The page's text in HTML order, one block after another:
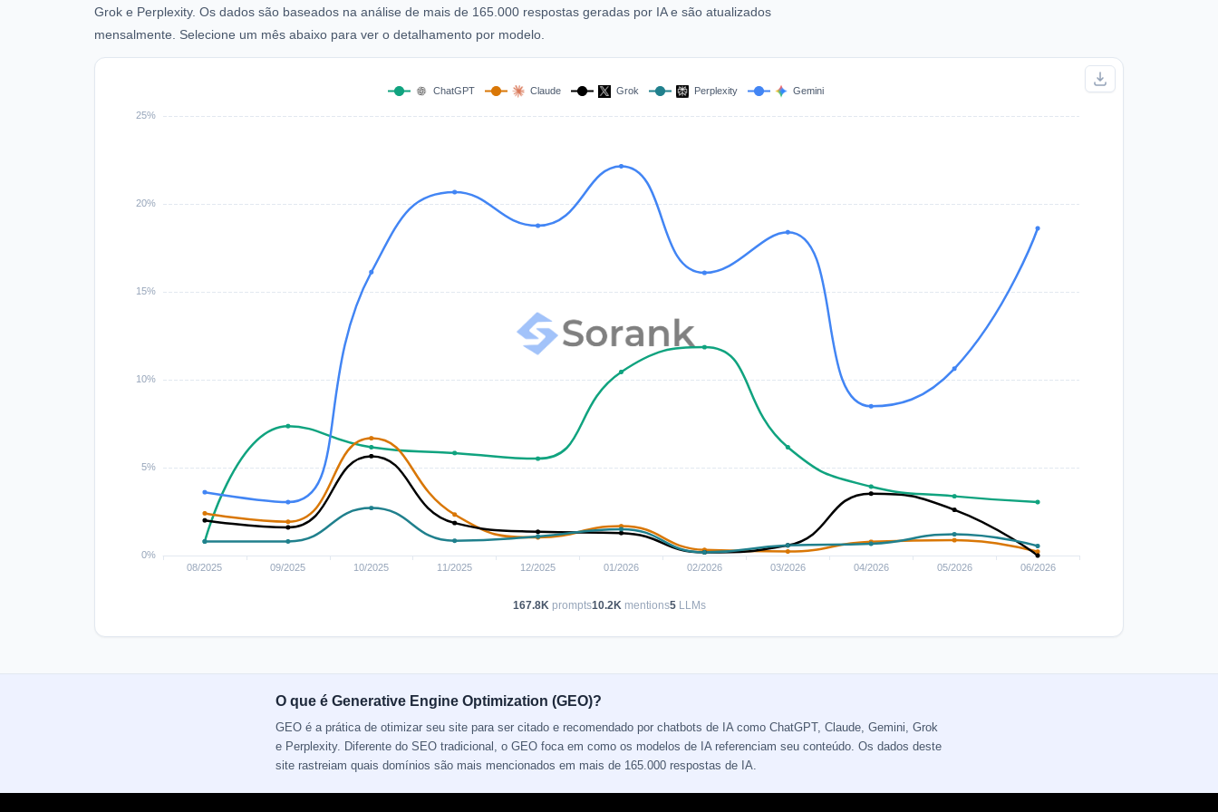
Grok e Perplexity. Os dados são baseados na análise de mais de 165.000 respostas geradas por IA e são atualizados
mensalmente. Selecione um mês abaixo para ver o detalhamento por modelo.
167.8Kprompts10.2Kmentions5LLMs
O que é Generative Engine Optimization (GEO)?
GEO é a prática de otimizar seu site para ser citado e recomendado por chatbots de IA como ChatGPT, Claude, Gemini, Grok
e Perplexity. Diferente do SEO tradicional, o GEO foca em como os modelos de IA referenciam seu conteúdo. Os dados deste
site rastreiam quais domínios são mais mencionados em mais de 165.000 respostas de IA.